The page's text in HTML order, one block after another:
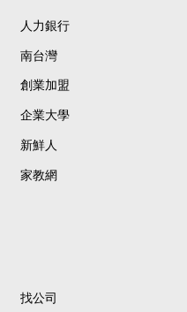
人力銀行
南台灣
創業加盟
企業大學
新鮮人
家教網
找公司